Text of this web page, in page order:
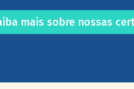
mais sobre nossas